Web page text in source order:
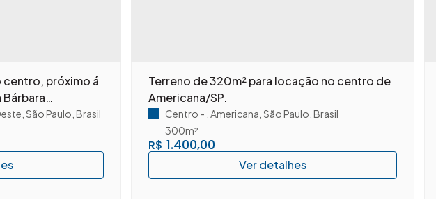
centro, próximo á
Bárbara
,São Paulo ,Brasil
Terreno de 320m² para locação no centro de
Americana/SP.
R$ 1.400,00
Centro Americana São Paulo Brasil
300m²